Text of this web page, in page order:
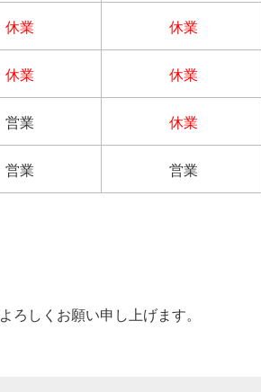
休業 休業
休業 休業
営業 休業
営業 営業
ろしくお願い申し上げます。